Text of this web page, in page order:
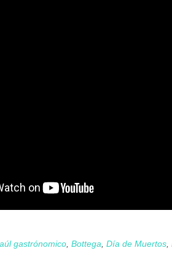
gastrónomico Bottega Día de Muertos